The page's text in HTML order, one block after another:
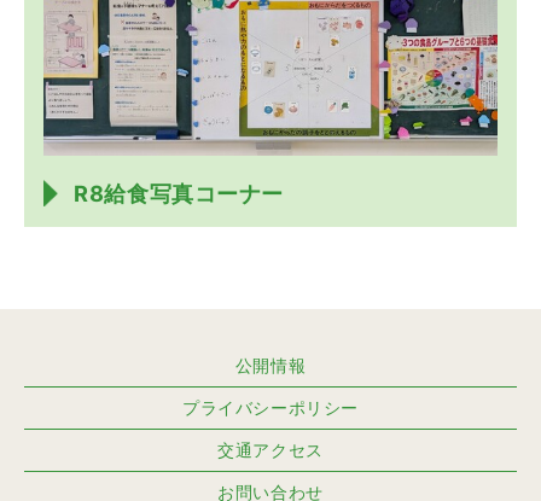
R8給食写真コーナー
公開情報
プライバシーポリシー
交通アクセス
お問い合わせ